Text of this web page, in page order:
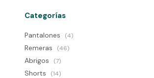
Categorías
Pantalones (4)
Remeras (46)
Abrigos (7)
Shorts (14)